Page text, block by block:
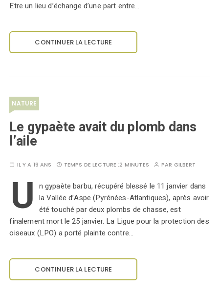
Etre un lieu d’échange d’une part entre…
CONTINUER LA LECTURE
NATURE
Le gypaète avait du plomb dans
l’aile
IL Y A 19 ANS TEMPS DE LECTURE :2 MINUTES PAR GILBERT
U n gypaète barbu, récupéré blessé le 11 janvier dans
la Vallée d’Aspe (Pyrénées-Atlantiques), après avoir
été touché par deux plombs de chasse, est
finalement mort le 25 janvier. La Ligue pour la protection des
oiseaux (LPO) a porté plainte contre…
CONTINUER LA LECTURE